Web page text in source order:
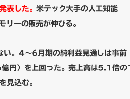
表した。 米テック大手の人工知能
ーの販売が伸びる。
。4〜6月期の純利益見通しは事前
円）を上回った。売上高は5.1倍の1
込む。